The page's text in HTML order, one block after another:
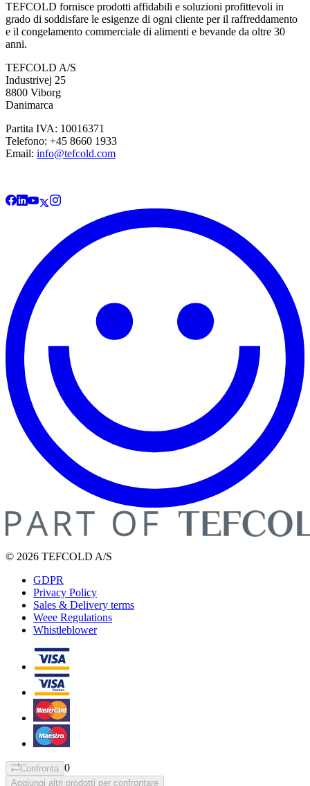
TEFCOLD fornisce prodotti affidabili e soluzioni profittevoli in
grado di soddisfare le esigenze di ogni cliente per il raffreddamento
e il congelamento commerciale di alimenti e bevande da oltre 30
anni.
TEFCOLD A/S
Industrivej 25
8800 Viborg
Danimarca
Partita IVA: 10016371
Telefono: +45 8660 1933
Email: info@tefcold.com
© 2026 TEFCOLD A/S
GDPR
Privacy Policy
Sales & Delivery terms
Weee Regulations
Whistleblower
Confronta 0
Aggiungi altri prodotti per confrontare